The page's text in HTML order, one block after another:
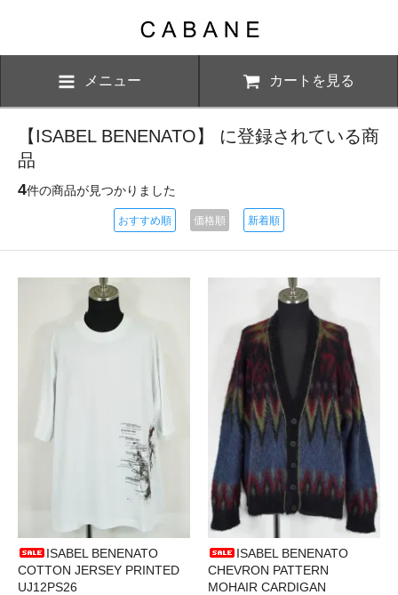
メニュー カートを見る
【ISABEL BENENATO】 に登録されている商
品
4件の商品が見つかりました
おすすめ順 価格順 新着順
ISABEL BENENATO
COTTON JERSEY PRINTED
UJ12PS26
ISABEL BENENATO
CHEVRON PATTERN
MOHAIR CARDIGAN